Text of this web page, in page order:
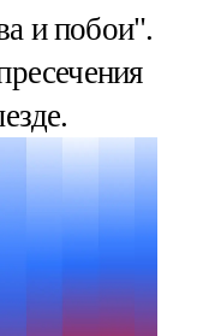
и побои".